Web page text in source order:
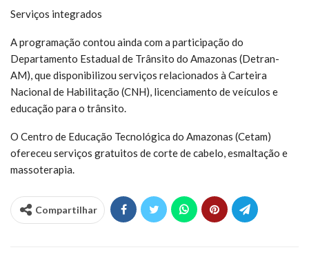
Serviços integrados
A programação contou ainda com a participação do
Departamento Estadual de Trânsito do Amazonas (Detran-
AM), que disponibilizou serviços relacionados à Carteira
Nacional de Habilitação (CNH), licenciamento de veículos e
educação para o trânsito.
O Centro de Educação Tecnológica do Amazonas (Cetam)
ofereceu serviços gratuitos de corte de cabelo, esmaltação e
massoterapia.
Compartilhar